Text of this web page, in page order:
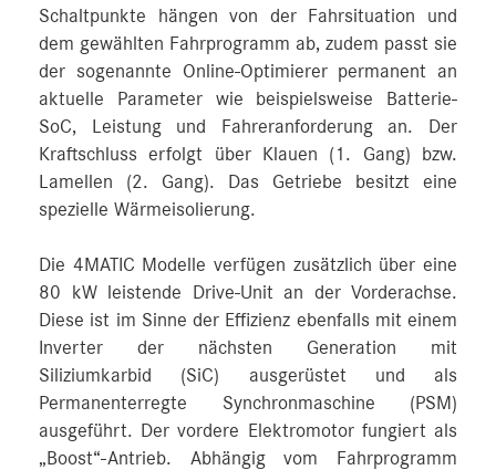
Schaltpunkte hängen von der Fahrsituation und
dem gewählten Fahrprogramm ab, zudem passt sie
der sogenannte Online-Optimierer permanent an
aktuelle Parameter wie beispielsweise Batterie-
SoC, Leistung und Fahreranforderung an. Der
Kraftschluss erfolgt über Klauen (1. Gang) bzw.
Lamellen (2. Gang). Das Getriebe besitzt eine
spezielle Wärmeisolierung.
Die 4MATIC Modelle verfügen zusätzlich über eine
80 kW leistende Drive-Unit an der Vorderachse.
Diese ist im Sinne der Effizienz ebenfalls mit einem
Inverter der nächsten Generation mit
Siliziumkarbid (SiC) ausgerüstet und als
Permanenterregte Synchronmaschine (PSM)
ausgeführt. Der vordere Elektromotor fungiert als
„Boost“-Antrieb. Abhängig vom Fahrprogramm